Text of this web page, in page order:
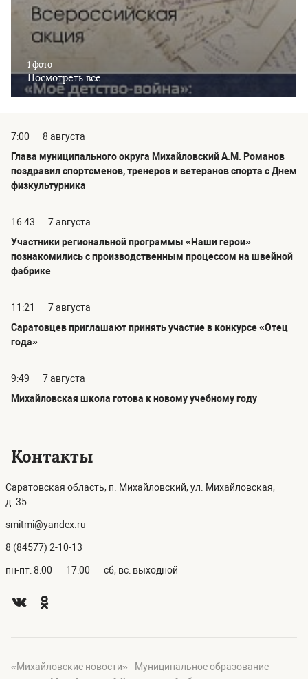
1 фото
Посмотреть все
7:00
8 августа
Глава муниципального округа Михайловский А.М. Романов
поздравил спортсменов, тренеров и ветеранов спорта с Днем
физкультурника
16:43
7 августа
Участники региональной программы «Наши герои»
познакомились с производственным процессом на швейной
фабрике
11:21
7 августа
Саратовцев приглашают принять участие в конкурсе «Отец
года»
9:49
7 августа
Михайловская школа готова к новому учебному году
Контакты
Саратовская область, п. Михайловский, ул. Михайловская,
д. 35
smitmi@yandex.ru
8 (84577) 2-10-13
пн-пт: 8:00 — 17:00 сб, вс: выходной
«Михайловские новости» - Муниципальное образование